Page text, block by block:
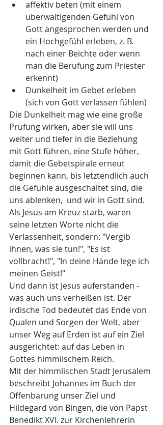
affektiv beten (mit einem
überwältigenden Gefühl von
Gott angesprochen werden und
ein Hochgefühl erleben, z. B.
nach einer Beichte oder wenn
man die Berufung zum Priester
erkennt)
Dunkelheit im Gebet erleben
(sich von Gott verlassen fühlen)
Die Dunkelheit mag wie eine große
Prüfung wirken, aber sie will uns
weiter und tiefer in die Beziehung
mit Gott führen, eine Stufe höher,
damit die Gebetspirale erneut
beginnen kann, bis letztendlich auch
die Gefühle ausgeschaltet sind, die
uns ablenken,  und wir in Gott sind.
Als Jesus am Kreuz starb, waren
seine letzten Worte nicht die
Verlassenheit, sondern: "Vergib
ihnen, was sie tun!", "Es ist
vollbracht!", "In deine Hände lege ich
meinen Geist!"
Und dann ist Jesus auferstanden -
was auch uns verheißen ist. Der
irdische Tod bedeutet das Ende von
Qualen und Sorgen der Welt, aber
unser Weg auf Erden ist auf ein Ziel
ausgerichtet: auf das Leben in
Gottes himmlischem Reich.
Mit der himmlischen Stadt Jerusalem
beschreibt Johannes im Buch der
Offenbarung unser Ziel und
Hildegard von Bingen, die von Papst
Benedikt XVI. zur Kirchenlehrerin